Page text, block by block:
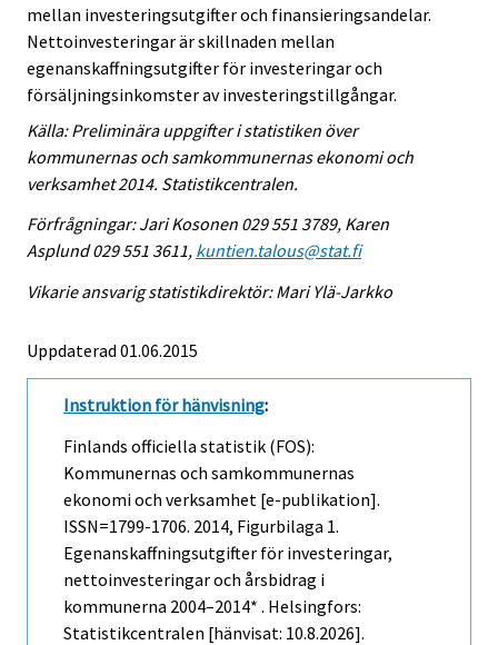
mellan investeringsutgifter och finansieringsandelar.
Nettoinvesteringar är skillnaden mellan
egenanskaffningsutgifter för investeringar och
försäljningsinkomster av investeringstillgångar.
Källa: Preliminära uppgifter i statistiken över
kommunernas och samkommunernas ekonomi och
verksamhet 2014. Statistikcentralen.
Förfrågningar: Jari Kosonen 029 551 3789, Karen
Asplund 029 551 3611, kuntien.talous@stat.fi
Vikarie ansvarig statistikdirektör: Mari Ylä-Jarkko
Uppdaterad 01.06.2015
Instruktion för hänvisning:
Finlands officiella statistik (FOS):
Kommunernas och samkommunernas
ekonomi och verksamhet [e-publikation].
ISSN=1799-1706. 2014, Figurbilaga 1.
Egenanskaffningsutgifter för investeringar,
nettoinvesteringar och årsbidrag i
kommunerna 2004–2014* . Helsingfors:
Statistikcentralen [hänvisat: 10.8.2026].